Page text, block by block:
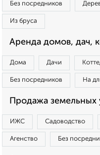
Без посредников
Из бруса
Аренда домов, дач,
Дома Дачи
Без посредников На
Продажа земельных
ИЖС Садоводство
Агенство Без